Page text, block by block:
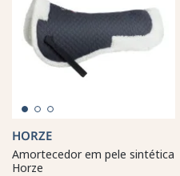
HORZE
Amortecedor em pele sintética
Horze